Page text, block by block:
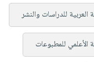
للدراسات والنشر
الأعلمي للمطبوعات